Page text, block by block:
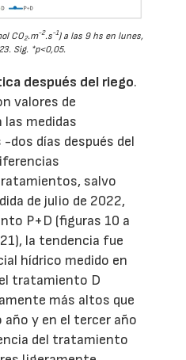
CO2.m-2.s-1) a las 9 hs en lunes,
Sig. *p<0,05.
después del riego.
valores de
medidas
dos días después del
salvo
de julio de 2022,
P+D (figuras 10 a
la tendencia fue
hídrico medido en
tratamiento D
más altos que
año y en el tercer año
del tratamiento